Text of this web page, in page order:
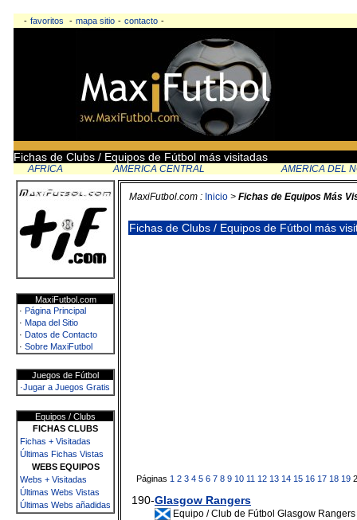
- favoritos - mapa sitio - contacto -
Fichas de Clubs / Equipos de Fútbol más visitadas
AFRICA AMERICA CENTRAL AMERICA DEL
MaxiFutbol.com
· Página Principal
· Mapa del Sitio
· Datos de Contacto
· Sobre MaxiFutbol
Juegos de Fútbol
·Jugar a Juegos Gratis
Equipos / Clubs
FICHAS CLUBS
Fichas + Visitadas
Últimas Fichas Vistas
WEBS EQUIPOS
Webs + Visitadas
Últimas Webs Vistas
Últimas Webs añadidas
MaxiFutbol.com : Inicio > Fichas de Equipos Más
Fichas de Clubs / Equipos de Fútbol más
Páginas 1 2 3 4 5 6 7 8 9 10 11 12 13 14 15 16 17 18 19
190-Glasgow Rangers
Equipo / Club de Fútbol Glasgow Rangers